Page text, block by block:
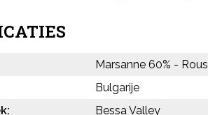
Marsanne 60% -
Bulgarije
Bessa Valley